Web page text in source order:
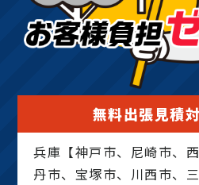
無料出張見積
兵庫【神戸市、尼崎市、
丹市、宝塚市、川西市、三